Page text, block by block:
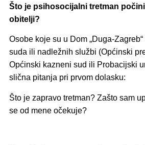
Što je psihosocijalni tretman
obitelji?
Osobe koje su u Dom „Duga-
suda ili nadležnih službi (Općinski
Općinski kazneni sud ili Probacijski
slična pitanja pri prvom dolasku:
Što je zapravo tretman? Zašto sam
se od mene očekuje?